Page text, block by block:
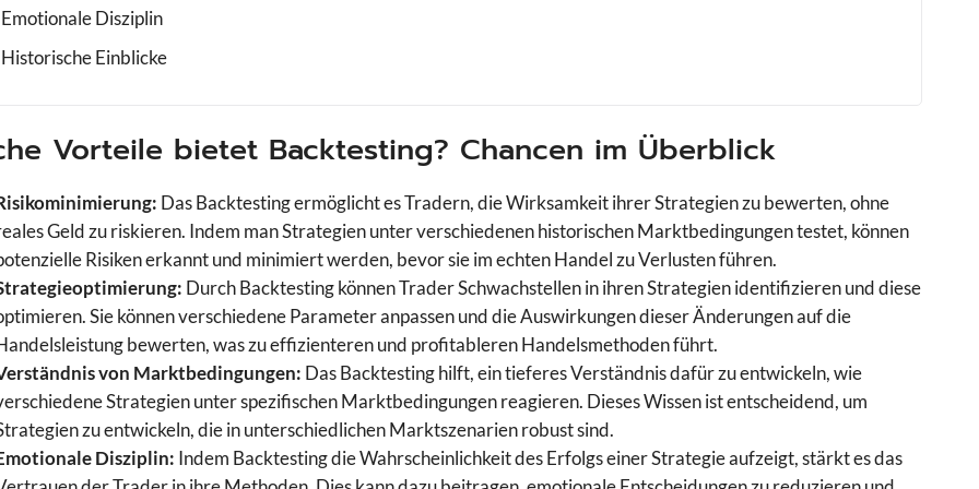
Emotionale Disziplin
Historische Einblicke
Vorteile bietet Backtesting? Chancen im Überblick
Das Backtesting ermöglicht es Tradern, die Wirksamkeit ihrer Strategien zu bewerten, ohne
Geld zu riskieren. Indem man Strategien unter verschiedenen historischen Marktbedingungen testet, können
Risiken erkannt und minimiert werden, bevor sie im echten Handel zu Verlusten führen.
Durch Backtesting können Trader Schwachstellen in ihren Strategien identifizieren und diese
Sie können verschiedene Parameter anpassen und die Auswirkungen dieser Änderungen auf die
bewerten, was zu effizienteren und profitableren Handelsmethoden führt.
von Marktbedingungen: Das Backtesting hilft, ein tieferes Verständnis dafür zu entwickeln, wie
Strategien unter spezifischen Marktbedingungen reagieren. Dieses Wissen ist entscheidend, um
zu entwickeln, die in unterschiedlichen Marktszenarien robust sind.
Disziplin: Indem Backtesting die Wahrscheinlichkeit des Erfolgs einer Strategie aufzeigt, stärkt es das